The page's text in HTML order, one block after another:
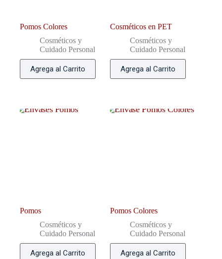
Pomos Colores
Cosméticos y
Cuidado Personal
Agrega al Carrito
Cosméticos en PET
Cosméticos y
Cuidado Personal
Agrega al Carrito
Pomos
Cosméticos y
Cuidado Personal
Agrega al Carrito
Pomos Colores
Cosméticos y
Cuidado Personal
Agrega al Carrito